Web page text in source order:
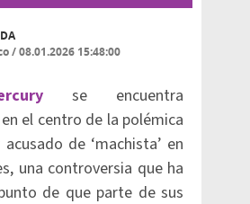
/08.01.2026 15:48:00
se encuentra
el centro de la polémica
de ‘machista’ en
una controversia que ha
de que parte de sus